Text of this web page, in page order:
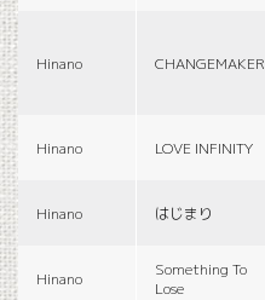
Hinano CHANGEMAKER
Hinano LOVE INFINITY
Hinano はじまり
Hinano
Something To
Lose